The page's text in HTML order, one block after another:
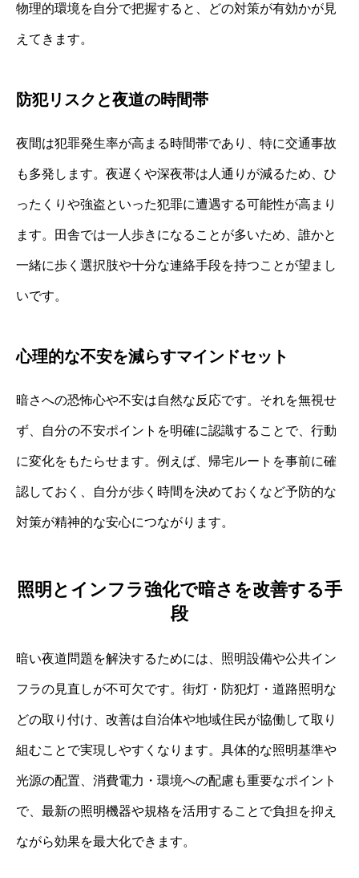
物理的環境を自分で把握すると、どの対策が有効かが見
えてきます。
防犯リスクと夜道の時間帯
夜間は犯罪発生率が高まる時間帯であり、特に交通事故
も多発します。夜遅くや深夜帯は人通りが減るため、ひ
ったくりや強盗といった犯罪に遭遇する可能性が高まり
ます。田舎では一人歩きになることが多いため、誰かと
一緒に歩く選択肢や十分な連絡手段を持つことが望まし
いです。
心理的な不安を減らすマインドセット
暗さへの恐怖心や不安は自然な反応です。それを無視せ
ず、自分の不安ポイントを明確に認識することで、行動
に変化をもたらせます。例えば、帰宅ルートを事前に確
認しておく、自分が歩く時間を決めておくなど予防的な
対策が精神的な安心につながります。
照明とインフラ強化で暗さを改善する手
段
暗い夜道問題を解決するためには、照明設備や公共イン
フラの見直しが不可欠です。街灯・防犯灯・道路照明な
どの取り付け、改善は自治体や地域住民が協働して取り
組むことで実現しやすくなります。具体的な照明基準や
光源の配置、消費電力・環境への配慮も重要なポイント
で、最新の照明機器や規格を活用することで負担を抑え
ながら効果を最大化できます。